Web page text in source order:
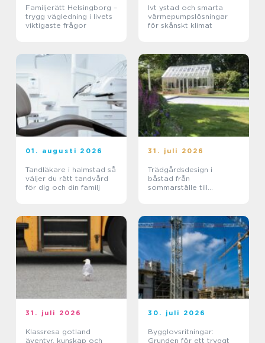
Familjerätt Helsingborg –
trygg vägledning i livets
viktigaste frågor
Ivt ystad och smarta
värmepumpslösningar
för skånskt klimat
01. augusti 2026
Tandläkare i halmstad så
väljer du rätt tandvård
för dig och din familj
31. juli 2026
Trädgårdsdesign i
båstad från
sommarställe till
31. juli 2026
Klassresa gotland
äventyr, kunskap och
30. juli 2026
Bygglovsritningar:
Grunden för ett tryggt